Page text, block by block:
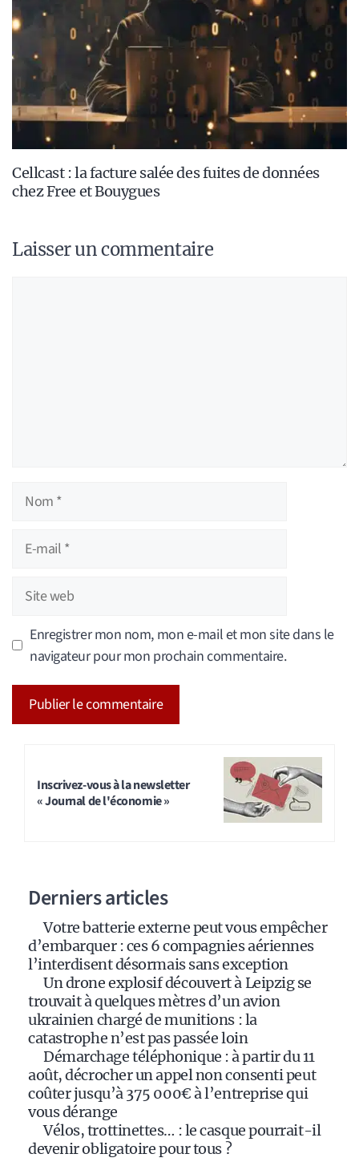
Cellcast : la facture salée des fuites de données
chez Free et Bouygues
Laisser un commentaire
Nom
Site
web
Enregistrer mon nom, mon e-mail et mon site dans le
navigateur pour mon prochain commentaire.
Inscrivez-vous à la newsletter
« Journal de l'économie »
Derniers articles
Votre batterie externe peut vous empêcher
d’embarquer : ces 6 compagnies aériennes
l’interdisent désormais sans exception
Un drone explosif découvert à Leipzig se
trouvait à quelques mètres d’un avion
ukrainien chargé de munitions : la
catastrophe n’est pas passée loin
Démarchage téléphonique : à partir du 11
août, décrocher un appel non consenti peut
coûter jusqu’à 375 000€ à l’entreprise qui
vous dérange
Vélos, trottinettes… : le casque pourrait-il
devenir obligatoire pour tous ?